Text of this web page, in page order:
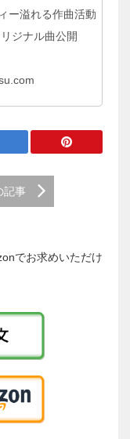
ー溢れる作曲活動
ジナル曲公開
記事
でお求めいただけ